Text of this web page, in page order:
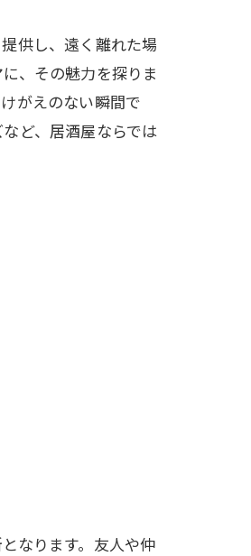
供し、遠く離れた場
、その魅力を探りま
がえのない瞬間で
ど、居酒屋ならでは
なります。友人や仲